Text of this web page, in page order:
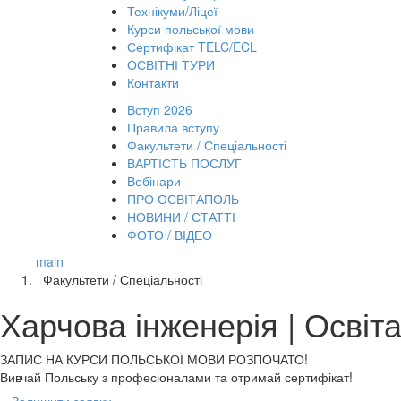
Технікуми/Ліцеї
Курси польської мови
Сертифікат TELC/ECL
ОСВІТНІ ТУРИ
Контакти
Вступ 2026
Правила вступу
Факультети / Спеціальності
ВАРТІСТЬ ПОСЛУГ
Вебінари
ПРО ОСВІТАПОЛЬ
НОВИНИ / СТАТТІ
ФОТО / ВІДЕО
main
Факультети / Спеціальності
Харчова інженерія |
ЗАПИС НА КУРСИ ПОЛЬСЬКОЇ МОВИ РОЗПОЧАТО!
Вивчай Польську з професіоналами та отримай сертифікат!